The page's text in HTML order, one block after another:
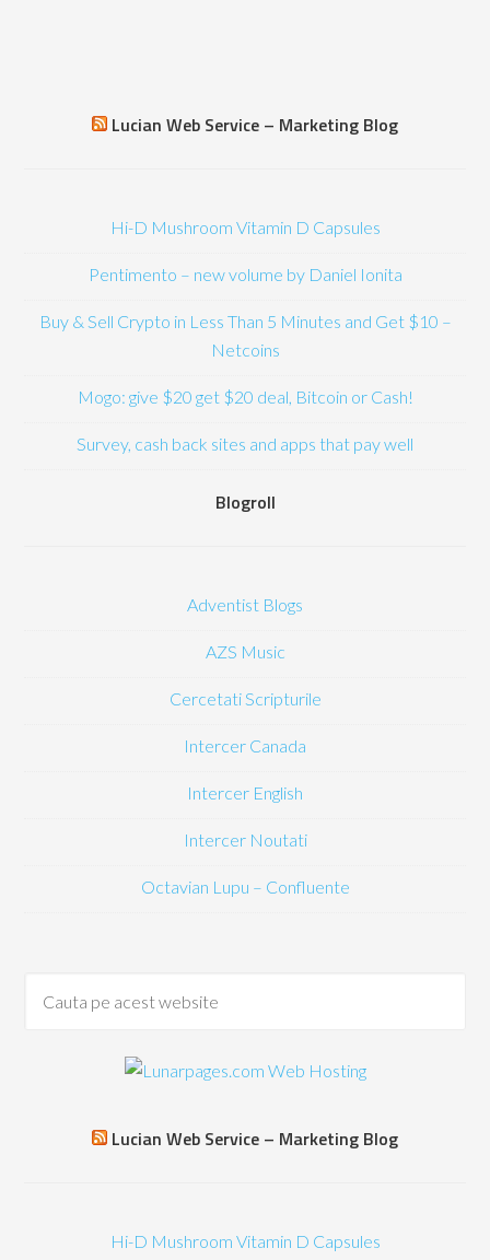
Lucian Web Service – Marketing Blog
Hi-D Mushroom Vitamin D Capsules
Pentimento – new volume by Daniel Ionita
Buy & Sell Crypto in Less Than 5 Minutes and Get $10 –
Netcoins
Mogo: give $20 get $20 deal, Bitcoin or Cash!
Survey, cash back sites and apps that pay well
Blogroll
Adventist Blogs
AZS Music
Cercetati Scripturile
Intercer Canada
Intercer English
Intercer Noutati
Octavian Lupu – Confluente
Lucian Web Service – Marketing Blog
Hi-D Mushroom Vitamin D Capsules